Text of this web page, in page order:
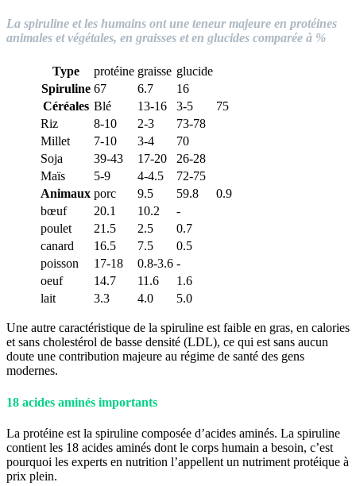
La spiruline et les humains ont une teneur majeure en protéines
animales et végétales, en graisses et en glucides comparée à %
Type protéine graisse glucide
Spiruline 67 6.7
16
Céréales Blé 13-16 3-5
75
Riz
8-10 2-3
73-78
Millet
7-10 3-4
70
Soja
39-43 17-20
26-28
Maïs
5-9 4-4.5
72-75
Animaux porc 9.5 59.8
0.9
bœuf
20.1 10.2
-
poulet
21.5 2.5
0.7
canard
16.5 7.5
0.5
poisson
17-18 0.8-3.6 -
oeuf
14.7 11.6
1.6
lait
3.3 4.0 5.0
Une autre caractéristique de la spiruline est faible en gras, en calories
et sans cholestérol de basse densité (LDL), ce qui est sans aucun
doute une contribution majeure au régime de santé des gens
modernes.
18 acides aminés importants
La protéine est la spiruline composée d’acides aminés. La spiruline
contient les 18 acides aminés dont le corps humain a besoin, c’est
pourquoi les experts en nutrition l’appellent un nutriment protéique à
prix plein.